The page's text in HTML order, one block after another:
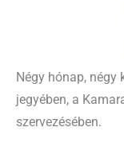
Négy hónap, négy
jegyében, a
szervezésében.